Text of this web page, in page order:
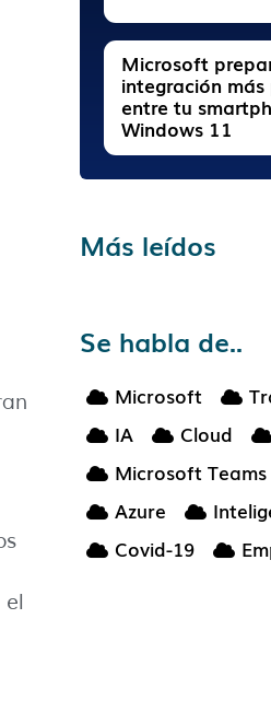
Microsoft
integración
entre tu
Windows 11
Más leídos
Se habla de..
Microsoft
IA
Cloud
Microsoft Teams
Azure
Covid-19